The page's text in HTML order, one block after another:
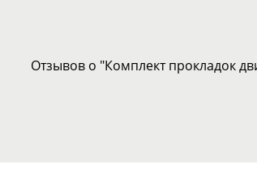
Отзывов о "Комплект прокладок